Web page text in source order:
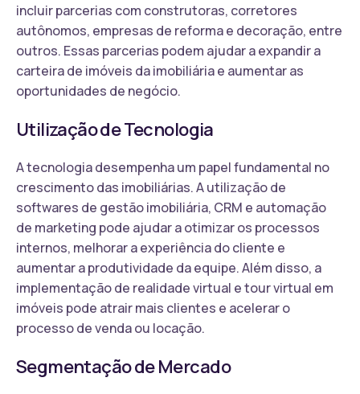
incluir parcerias com construtoras, corretores
autônomos, empresas de reforma e decoração, entre
outros. Essas parcerias podem ajudar a expandir a
carteira de imóveis da imobiliária e aumentar as
oportunidades de negócio.
Utilização de Tecnologia
A tecnologia desempenha um papel fundamental no
crescimento das imobiliárias. A utilização de
softwares de gestão imobiliária, CRM e automação
de marketing pode ajudar a otimizar os processos
internos, melhorar a experiência do cliente e
aumentar a produtividade da equipe. Além disso, a
implementação de realidade virtual e tour virtual em
imóveis pode atrair mais clientes e acelerar o
processo de venda ou locação.
Segmentação de Mercado